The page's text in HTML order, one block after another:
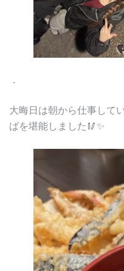
．
大晦日は朝から仕事して
ばを堪能しました🥢✨